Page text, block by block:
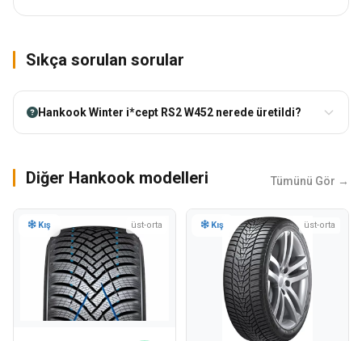
Sıkça sorulan sorular
Hankook Winter i*cept RS2 W452 nerede üretildi?
Diğer Hankook modelleri Tümünü Gör →
Kış üst-orta Kış üst-orta